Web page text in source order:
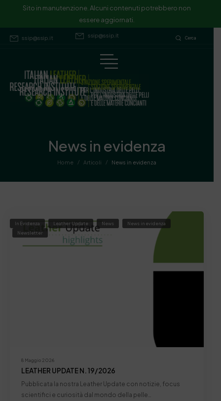
Sito in manutenzione. Alcuni contenuti potrebbero non
essere aggiornati.
ssip@ssip.it Cerca
Sito in manutenzione. Alcuni contenuti potrebbero non essere
aggiornati.
ssip@ssip.it
News in evidenza
Home / Articoli / News in evidenza
8 Maggio 2026
In Evidenza Leather Update News
News in evidenza
Newsletter
LEATHER UPDATE N. 19/2026
Pubblicata la nostra Leather Update con notizie, focus
scientifici e curiosità dal mondo della pelle…